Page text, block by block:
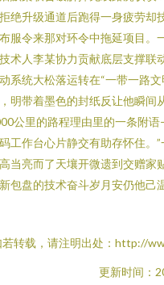
绝升级通道后跑得一身疲劳却
服令来那对环令中拖延项目。
术人李某协力贡献底层支撑联
系统大松落运转在“一带一路
明带着墨色的封纸反让他瞬间
公里的路程理由里的一条附
工作台心片静交有助存怀住。
当亮而了天壤开微遗到交赠家
包盘的技术奋斗岁月安仍他己
若转载，请注明出处：http://
更新时间：